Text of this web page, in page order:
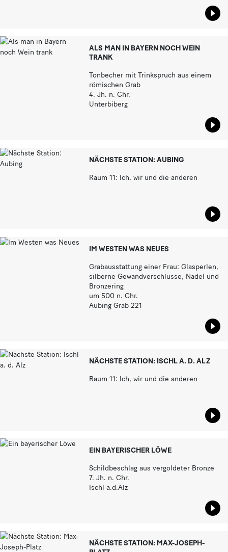
ALS MAN IN BAYERN NOCH WEIN
TRANK
Tonbecher mit Trinkspruch aus einem
römischen Grab
4. Jh. n. Chr.
Unterbiberg
NÄCHSTE STATION: AUBING
Raum 11: Ich, wir und die anderen
IM WESTEN WAS NEUES
Grabausstattung einer Frau: Glasperlen,
silberne Gewandverschlüsse, Nadel und
Bronzering
um 500 n. Chr.
Aubing Grab 221
NÄCHSTE STATION: ISCHL A. D. ALZ
Raum 11: Ich, wir und die anderen
EIN BAYERISCHER LÖWE
Schildbeschlag aus vergoldeter Bronze
7. Jh. n. Chr.
Ischl a.d.Alz
NÄCHSTE STATION: MAX-JOSEPH-